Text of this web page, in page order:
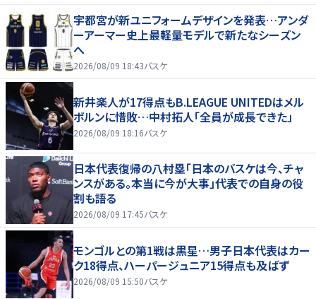
宇都宮が新ユニフォームデザインを発表…アンダ
ーアーマー史上最軽量モデルで新たなシーズン
へ
2026/08/09 18:43バスケ
新井楽人が17得点もB.LEAGUE UNITEDはメル
ボルンに惜敗…中村拓人「全員が成長できた」
2026/08/09 18:16バスケ
日本代表復帰の八村塁「日本のバスケは今、チャ
ンスがある。本当に今が大事」代表での自身の役
割も語る
2026/08/09 17:45バスケ
モンゴルとの第1戦は黒星…男子日本代表はカー
ク18得点、ハーパージュニア15得点も及ばず
2026/08/09 15:50バスケ